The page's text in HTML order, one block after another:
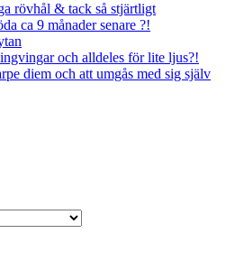
rövhål & tack så stjärtligt
ca 9 månader senare ?!
och alldeles för lite ljus?!
diem och att umgås med sig själv